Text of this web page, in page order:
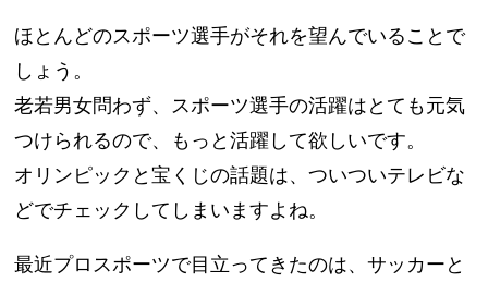
ほとんどのスポーツ選手がそれを望んでいることで
しょう。
老若男女問わず、スポーツ選手の活躍はとても元気
つけられるので、もっと活躍して欲しいです。
オリンピックと宝くじの話題は、ついついテレビな
どでチェックしてしまいますよね。
最近プロスポーツで目立ってきたのは、サッカーと